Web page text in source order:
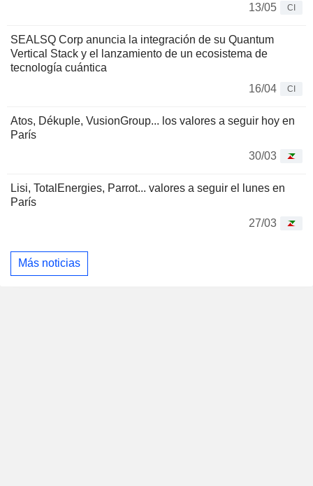
13/05
CI
SEALSQ Corp anuncia la integración de su Quantum
Vertical Stack y el lanzamiento de un ecosistema de
tecnología cuántica
16/04
CI
Atos, Dékuple, VusionGroup... los valores a seguir hoy en
París
30/03
Lisi, TotalEnergies, Parrot... valores a seguir el lunes en
París
27/03
Más noticias